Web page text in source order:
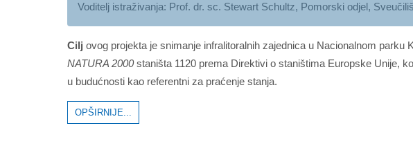
Voditelj istraživanja: Prof. dr. sc. Stewart Schultz, Pomorski odjel,
Cilj ovog projekta je snimanje infralitoralnih zajednica u Nacionalnom
NATURA 2000staništa 1120 prema Direktivi o staništima Europske Unije,
u budućnosti kao referentni za praćenje stanja.
OPŠIRNIJE...